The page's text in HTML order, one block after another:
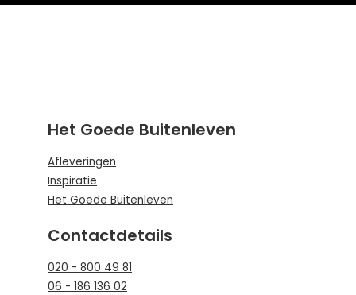
Het Goede Buitenleven
Afleveringen
Inspiratie
Het Goede Buitenleven
Contactdetails
020 - 800 49 81
06 - 186 136 02